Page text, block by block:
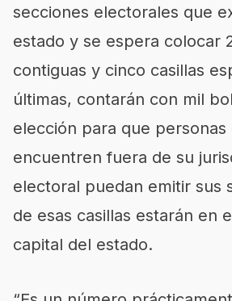
secciones electorales que
estado y se espera colocar
contiguas y cinco casillas
últimas, contarán con mil
elección para que personas
encuentren fuera de su
electoral puedan emitir sus
de esas casillas estarán en
capital del estado.